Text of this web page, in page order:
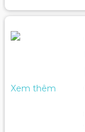
Xem thêm